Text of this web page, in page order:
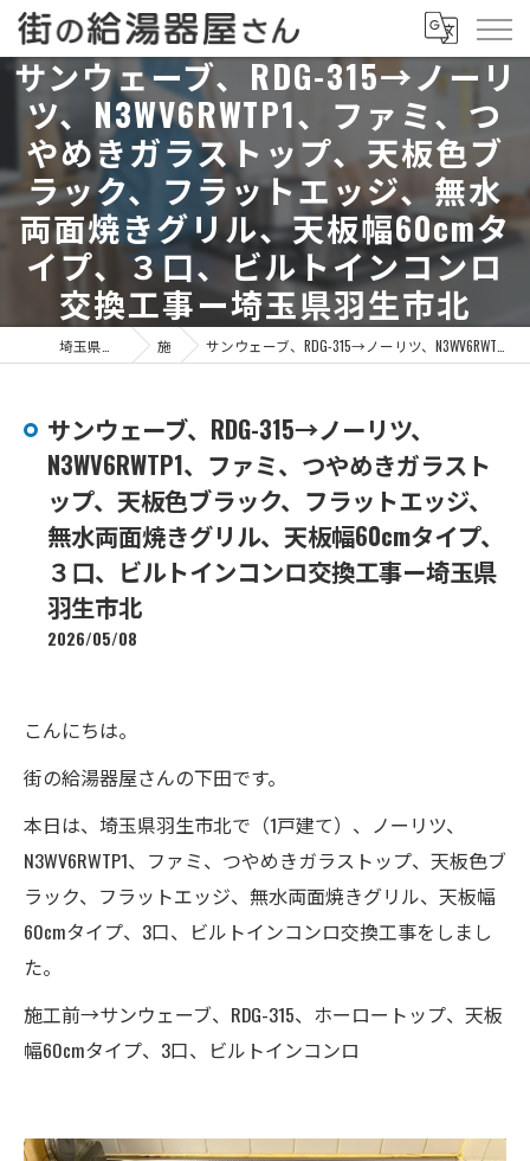
サンウェーブ、RDG-315→ノーリ
ツ、N3WV6RWTP1、ファミ、つ
やめきガラストップ、天板色ブ
ラック、フラットエッジ、無水
両面焼きグリル、天板幅60cmタ
イプ、３口、ビルトインコンロ
交換工事ー埼玉県羽生市北
施工事例 サンウェーブ、RDG-315→ノーリツ、N3WV6RWTP1、ファミ、つやめきガラストップ、天板色ブラック、フラットエッジ、無水両面焼きグリル、天板幅60cmタイプ、３口、ビルトインコンロ交換工事ー埼玉県羽生市北
サンウェーブ、RDG-315→ノーリツ、
N3WV6RWTP1、ファミ、つやめきガラスト
ップ、天板色ブラック、フラットエッジ、
無水両面焼きグリル、天板幅60cmタイプ、
３口、ビルトインコンロ交換工事ー埼玉県
羽生市北
2026/05/08
こんにちは。
街の給湯器屋さんの下田です。
本日は、埼玉県羽生市北で（1戸建て）、ノーリツ、
N3WV6RWTP1、ファミ、つやめきガラストップ、天板色ブ
ラック、フラットエッジ、無水両面焼きグリル、天板幅
60cmタイプ、3口、ビルトインコンロ交換工事をしまし
た。
施工前→サンウェーブ、RDG-315、ホーロートップ、天板
幅60cmタイプ、3口、ビルトインコンロ